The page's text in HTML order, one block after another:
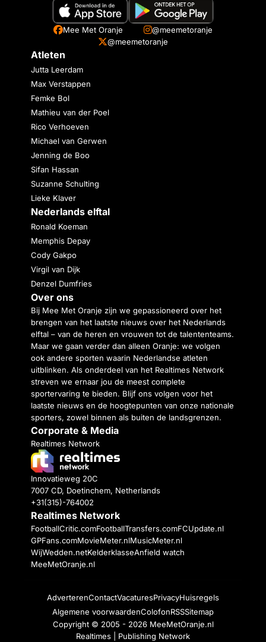
Mee Met Oranje
@meemetoranje
@meemetoranje
Atleten
Jutta Leerdam
Max Verstappen
Femke Bol
Mathieu van der Poel
Rico Verhoeven
Michael van Gerwen
Jenning de Boo
Sifan Hassan
Suzanne Schulting
Lieke Klaver
Nederlands elftal
Ronald Koeman
Memphis Depay
Cody Gakpo
Virgil van Dijk
Denzel Dumfries
Over ons
Bij Mee Met Oranje zijn we gepassioneerd over het
brengen van het laatste nieuws over het Nederlands
elftal – van de heren en vrouwen tot de talententeams.
Maar we gaan verder dan alleen Oranje: we volgen
ook andere sporten waarin Nederlandse atleten
uitblinken. Als onderdeel van het Realtimes Network
streven we ernaar jou de meest complete
sportervaring te bieden. Blijf ons volgen voor het
laatste nieuws en de hoogtepunten van onze nationale
sporters, zowel binnen als buiten de landsgrenzen.
Corporate & Media
Realtimes Network
Innovatieweg 20C
7007 CD, Doetinchem, Netherlands
+31(315)-764002
Realtimes Network
FootballCritic.comFootballTransfers.comFCUpdate.nl
GPFans.comMovieMeter.nlMusicMeter.nl
WijWedden.netKelderklasseAnfield watch
MeeMetOranje.nl
AdverterenContactVacaturesPrivacyHuisregels
Algemene voorwaardenColofonRSSSitemap
Copyright © 2005 - 2026 MeeMetOranje.nl
Realtimes | Publishing Network